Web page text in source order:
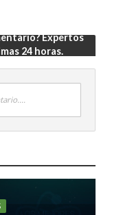
Expertos
24 horas.